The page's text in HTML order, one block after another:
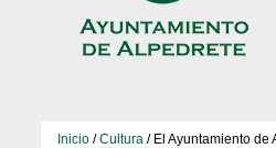
Inicio /Cultura / El Ayuntamiento